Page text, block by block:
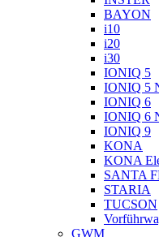
BAYON
i10
i20
i30
IONIQ 5
IONIQ 5
IONIQ 6
IONIQ 6
IONIQ 9
KONA
KONA
SANTA
STARIA
TUCSON
GWM